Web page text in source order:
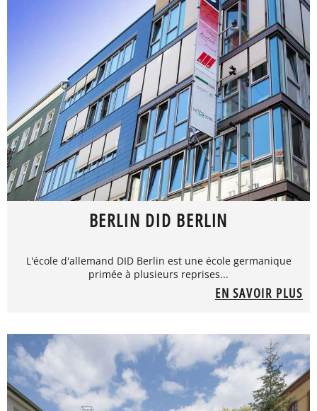
BERLIN DID BERLIN
L'école d'allemand DID Berlin est une école germanique
primée à plusieurs reprises...
EN SAVOIR PLUS